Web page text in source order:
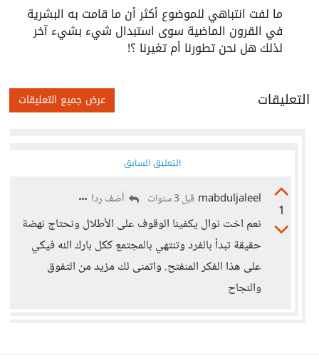
ما لفت انتباهي للموضوع أكثر أن ما قامت به البشرية
في القرون الماضية سوى استبدال شيء بشيء آخر
لذلك هل نحن تطورنا أم تغيرنا ؟!
التعليقات عرض جميع التعليقات
التعليق السابق
1
mabduljaleel قبل 3 سنوات أضف ردا
نعم اخت نوال يكفينا الوقوف على الأطلال ونحتاج نهضة
حقيقة تبدأ بالفرد وتنتهي بالمجتمع ككل بارك الله فيكي
على هذا الفكر المنفتح. واتمنى لك مزيد من التفوق
والنجاح